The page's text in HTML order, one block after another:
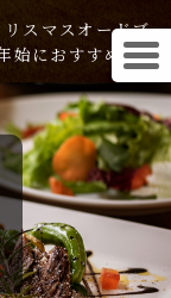
スマスオードブ
におすすめ